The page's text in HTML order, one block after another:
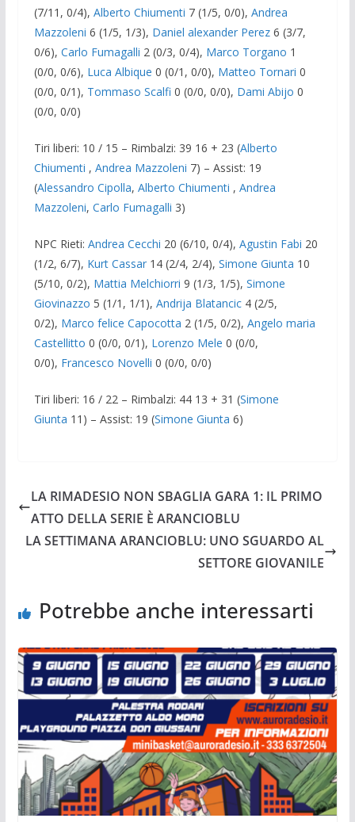
(7/11, 0/4), Alberto Chiumenti 7 (1/5, 0/0), Andrea
Mazzoleni 6 (1/5, 1/3), Daniel alexander Perez6 (3/7,
0/6), Carlo Fumagalli 2 (0/3, 0/4), Marco Torgano 1
(0/0, 0/6), Luca Albique 0 (0/1, 0/0), Matteo Tornari 0
(0/0, 0/1), Tommaso Scalfi 0 (0/0, 0/0), Dami Abijo 0
(0/0, 0/0)
Tiri liberi: 10 / 15 – Rimbalzi: 39 16 + 23 (Alberto
Chiumenti , Andrea Mazzoleni 7) – Assist: 19
(Alessandro Cipolla, Alberto Chiumenti , Andrea
Mazzoleni, Carlo Fumagalli 3)
NPC Rieti: Andrea Cecchi 20 (6/10, 0/4), Agustin Fabi 20
(1/2, 6/7), Kurt Cassar14 (2/4, 2/4), Simone Giunta 10
(5/10, 0/2), Mattia Melchiorri 9 (1/3, 1/5), Simone
Giovinazzo 5 (1/1, 1/1), Andrija Blatancic4 (2/5,
0/2), Marco felice Capocotta 2 (1/5, 0/2), Angelo maria
Castellitto 0 (0/0, 0/1), Lorenzo Mele 0 (0/0,
0/0), Francesco Novelli 0 (0/0, 0/0)
Tiri liberi: 16 / 22 – Rimbalzi: 44 13 + 31 (Simone
Giunta 11) – Assist: 19 (Simone Giunta 6)
LA RIMADESIO NON SBAGLIA GARA 1: IL PRIMO
ATTO DELLA SERIE È ARANCIOBLU
LA SETTIMANA ARANCIOBLU: UNO SGUARDO AL
SETTORE GIOVANILE
Potrebbe anche interessarti